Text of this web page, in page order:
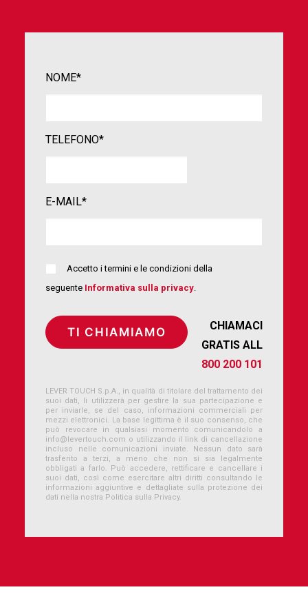
NOME*
TELEFONO*
E-MAIL*
Accetto i termini e le condizioni della
seguente Informativa sulla privacy.
CHIAMACI
GRATIS ALL
800 200 101
LEVER TOUCH S.p.A., in qualità di titolare del trattamento dei
suoi dati, li utilizzerà per gestire la sua partecipazione e
per inviarle, se del caso, informazioni commerciali per
mezzi elettronici. La base legittima è il suo consenso, che
può revocare in qualsiasi momento comunicandolo a
info@levertouch.com o utilizzando il link di cancellazione
incluso nelle comunicazioni inviate. Nessun dato sarà
trasferito a terzi, a meno che non si sia legalmente
obbligati a farlo. Può accedere, rettificare e cancellare i
suoi dati, così come esercitare altri diritti consultando le
informazioni aggiuntive e dettagliate sulla protezione dei
dati nella nostra Politica sulla Privacy.